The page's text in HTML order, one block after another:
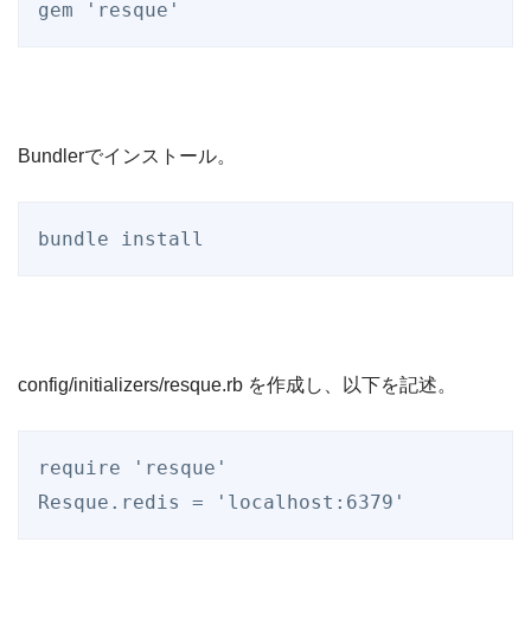
Bundlerでインストール。
config/initializers/resque.rb を作成し、以下を記述。
require ' resque '
Resque .redis = ' localhost:6379 '